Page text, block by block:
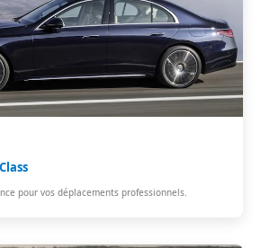
pour vos déplacements professionnels.